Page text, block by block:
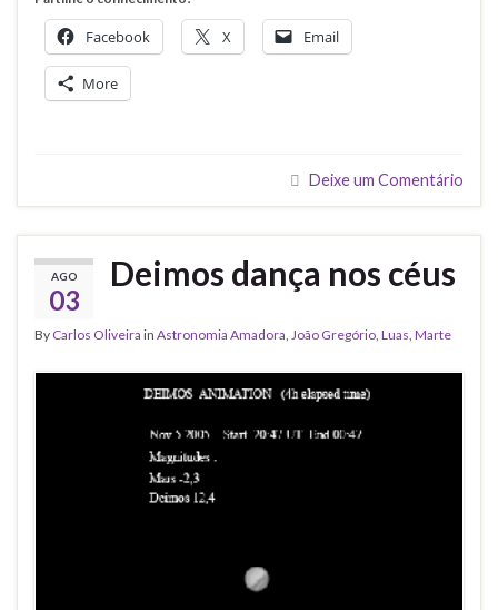
Facebook X Email
More
Deixe um Comentário
AGO
03
Deimos dança nos céus
By Carlos Oliveira in Astronomia Amadora João Gregório Luas Marte